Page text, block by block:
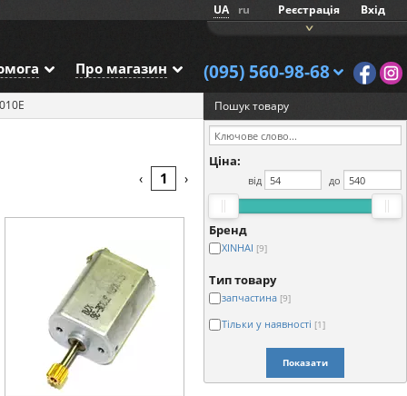
UA ru Реєстрація Вхід
Про магазин (095) 560-98-68
‹ 1 ›
Пошук товару
Ціна:
від до
Бренд
XINHAI [9]
Тип товару
запчастина [9]
Тільки у наявності [1]
Показати